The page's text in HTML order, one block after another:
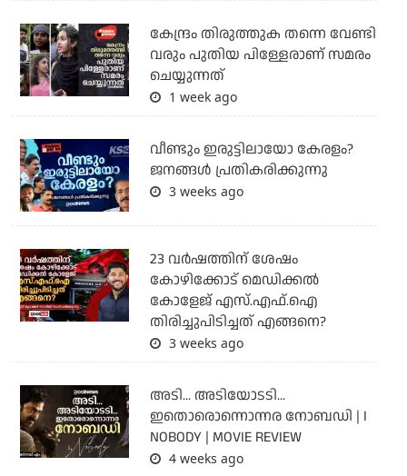
കേന്ദ്രം തിരുത്തുക തന്നെ വേണ്ടി
വരും പുതിയ പിള്ളേരാണ് സമരം
ചെയ്യുന്നത്
1 week ago
വീണ്ടും ഇരുട്ടിലായോ കേരളം?
ജനങ്ങൾ പ്രതികരിക്കുന്നു
3 weeks ago
23 വർഷത്തിന് ശേഷം
കോഴിക്കോട് മെഡിക്കൽ
കോളേജ് എസ്.എഫ്.ഐ
തിരിച്ചുപിടിച്ചത് എങ്ങനെ?
3 weeks ago
അടി... അടിയോടടി...
ഇതൊരൊന്നൊന്നര നോബഡി | I
NOBODY | MOVIE REVIEW
4 weeks ago